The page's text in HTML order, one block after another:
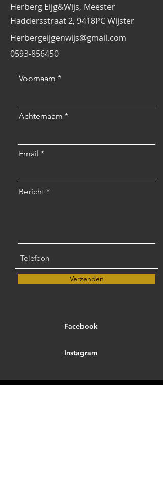
Herberg Eijg&Wijs, Meester
Haddersstraat 2, 9418PC Wijster
Herbergeijgenwijs@gmail.com
0593-856450
Voornaam
Achternaam
Email
Bericht
Verzenden
Facebook
Instagram